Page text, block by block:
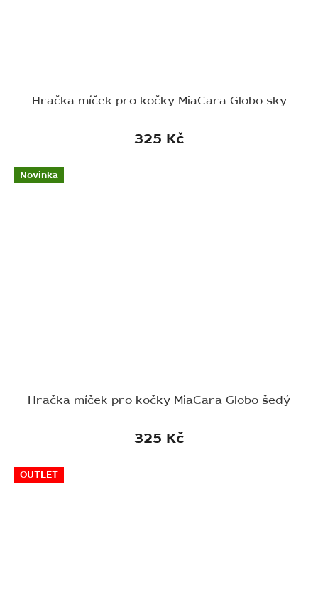
Hračka míček pro kočky MiaCara Globo sky
325 Kč
Novinka
Hračka míček pro kočky MiaCara Globo šedý
325 Kč
OUTLET